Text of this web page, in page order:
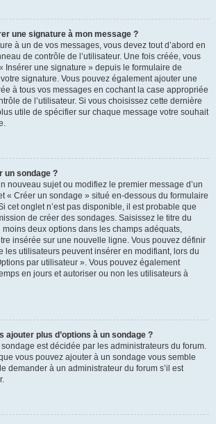
une signature à mon message ?
à un de vos messages, vous devez tout d’abord en
de contrôle de l’utilisateur. Une fois créée, vous
Insérer une signature » depuis le formulaire de
signature. Vous pouvez également ajouter une
à tous vos messages en cochant la case appropriée
de l’utilisateur. Si vous choisissez cette dernière
utile de spécifier sur chaque message votre souhait
un sondage ?
nouveau sujet ou modifiez le premier message d’un
« Créer un sondage » situé en-dessous du formulaire
cet onglet n’est pas disponible, il est probable que
de créer des sondages. Saisissez le titre du
deux options dans les champs adéquats,
insérée sur une nouvelle ligne. Vous pouvez définir
les utilisateurs peuvent insérer en modifiant, lors du
par utilisateur ». Vous pouvez également
en jours et autoriser ou non les utilisateurs à
ajouter plus d’options à un sondage ?
sondage est décidée par les administrateurs du forum.
vous pouvez ajouter à un sondage vous semble
demander à un administrateur du forum s’il est